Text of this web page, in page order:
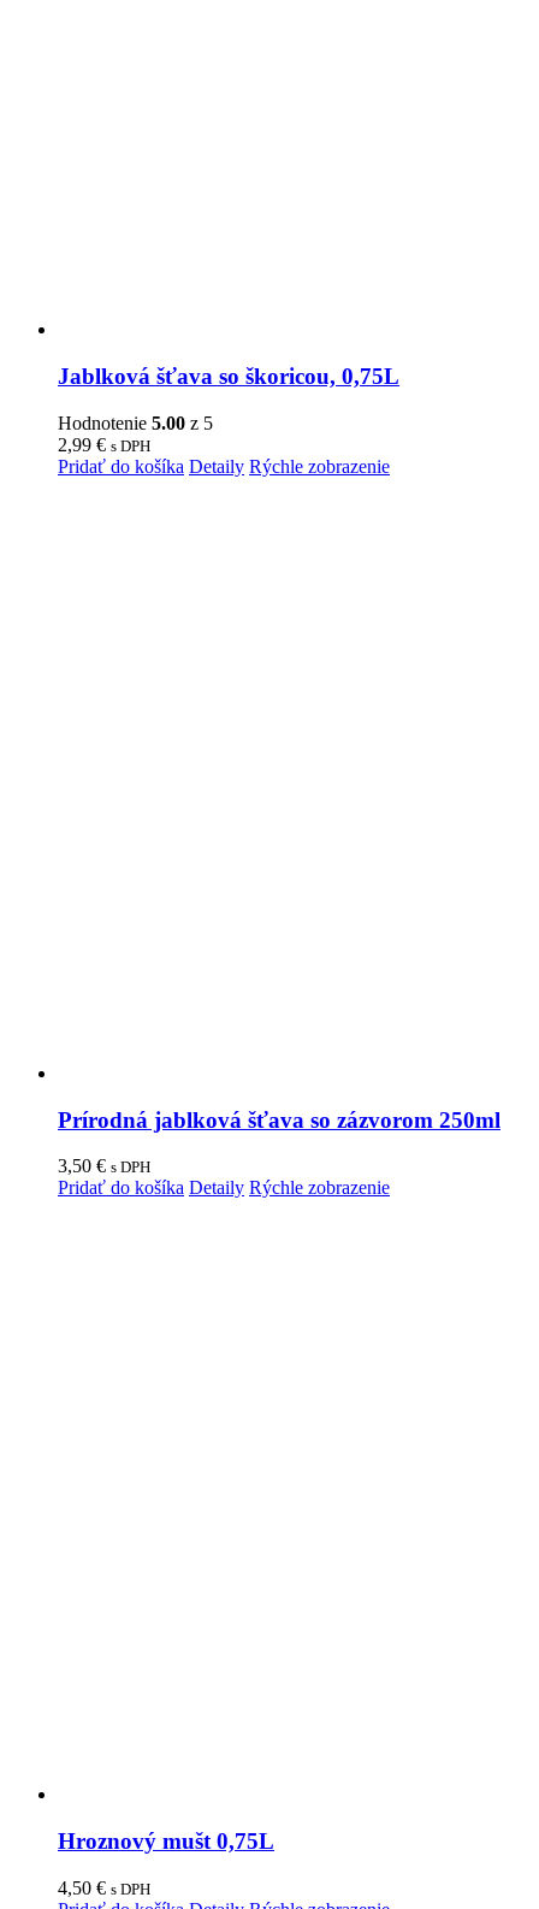
Jablková šťava so škoricou, 0,75L
Hodnotenie 5.00 z 5
2,99 € s DPH
Pridať do košíka Detaily Rýchle zobrazenie
Prírodná jablková šťava so zázvorom 250ml
3,50 € s DPH
Pridať do košíka Detaily Rýchle zobrazenie
Hroznový mušt 0,75L
4,50 € s DPH